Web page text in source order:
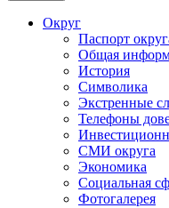
Округ
Паспорт
Общая
История
Символика
Экстренные
Телефоны
СМИ округа
Экономика
Социальная
Фотогалерея